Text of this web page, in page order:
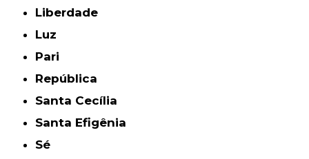
Liberdade
Luz
Pari
República
Santa Cecília
Santa Efigênia
Sé